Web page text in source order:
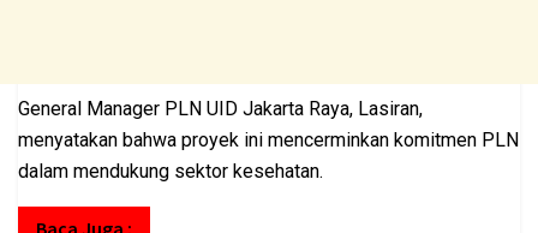
General Manager PLN UID Jakarta Raya, Lasiran,
menyatakan bahwa proyek ini mencerminkan komitmen PLN
dalam mendukung sektor kesehatan.
Baca Juga :